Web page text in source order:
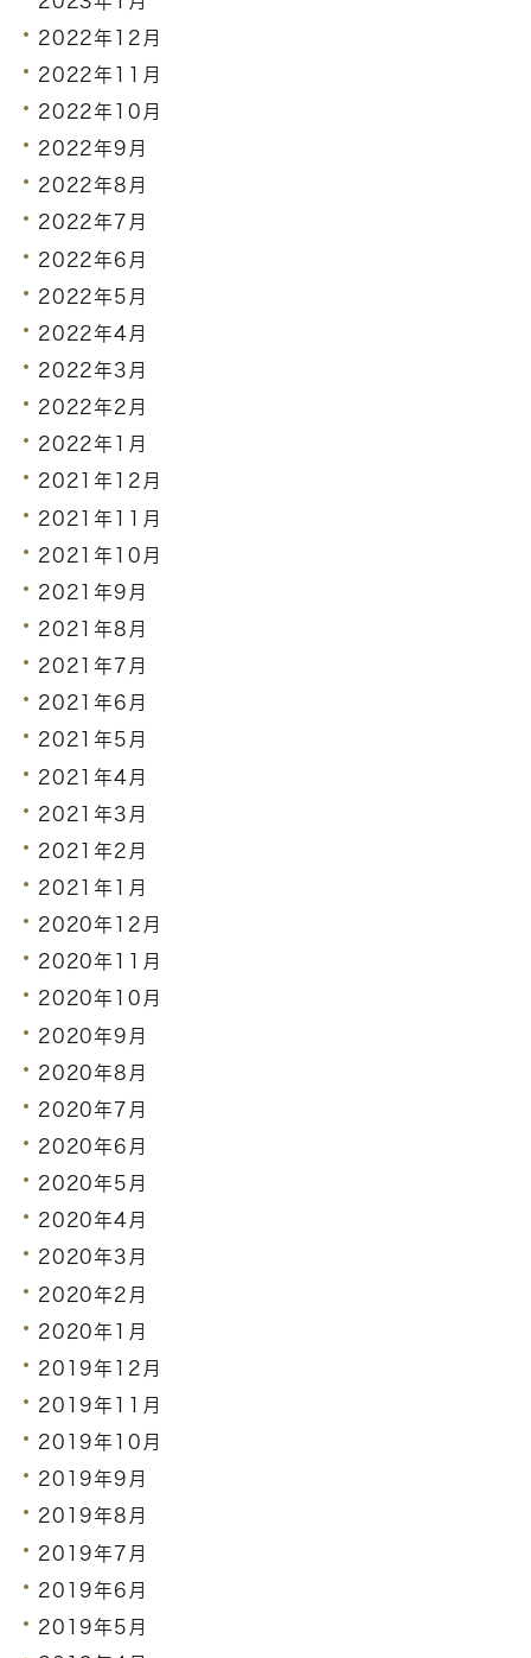
2022年12月
2022年11月
2022年10月
2022年9月
2022年8月
2022年7月
2022年6月
2022年5月
2022年4月
2022年3月
2022年2月
2022年1月
2021年12月
2021年11月
2021年10月
2021年9月
2021年8月
2021年7月
2021年6月
2021年5月
2021年4月
2021年3月
2021年2月
2021年1月
2020年12月
2020年11月
2020年10月
2020年9月
2020年8月
2020年7月
2020年6月
2020年5月
2020年4月
2020年3月
2020年2月
2020年1月
2019年12月
2019年11月
2019年10月
2019年9月
2019年8月
2019年7月
2019年6月
2019年5月